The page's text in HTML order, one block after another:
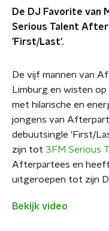
De DJ Favorite van
Serious Talent
'First/Last'.
De vijf mannen van
Limburg en wisten
met hilarische en
jongens van
debuutsingle 'First/
zijn tot 3FM Serious
Afterpartees en
uitgeroepen tot zijn
Bekijk video